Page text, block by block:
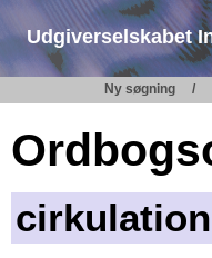
Udgiverselskabet
Ny søgning